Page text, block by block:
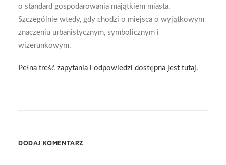
o standard gospodarowania majątkiem miasta.
Szczególnie wtedy, gdy chodzi o miejsca o wyjątkowym
znaczeniu urbanistycznym, symbolicznym i
wizerunkowym.
Pełna treść zapytania i odpowiedzi dostępna jest tutaj.
DODAJ KOMENTARZ